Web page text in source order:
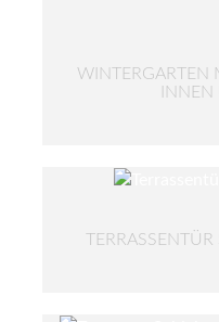
WINTERGARTEN
INNEN